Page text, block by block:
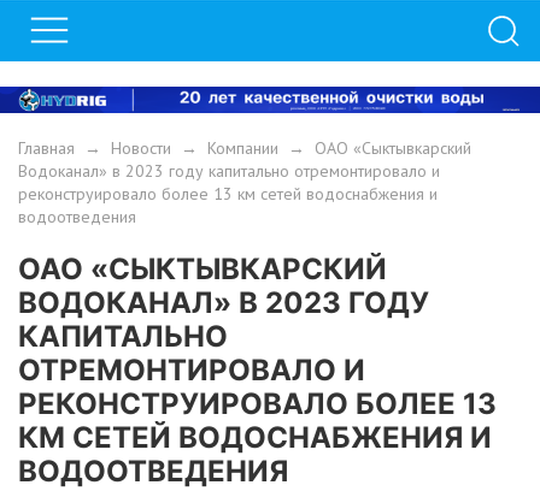
Главная → Новости → Компании → ОАО «Сыктывкарский
Водоканал» в 2023 году капитально отремонтировало и
реконструировало более 13 км сетей водоснабжения и
водоотведения
ОАО «СЫКТЫВКАРСКИЙ
ВОДОКАНАЛ» В 2023 ГОДУ
КАПИТАЛЬНО
ОТРЕМОНТИРОВАЛО И
РЕКОНСТРУИРОВАЛО БОЛЕЕ 13
КМ СЕТЕЙ ВОДОСНАБЖЕНИЯ И
ВОДООТВЕДЕНИЯ